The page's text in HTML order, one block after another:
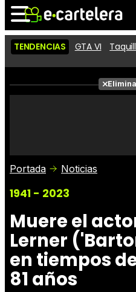
Noticias
Críticas
TENDENCIAS GTA VI
Portada Noticias
1941 - 2023
Muere el
Lerner
en tiempos
81 años